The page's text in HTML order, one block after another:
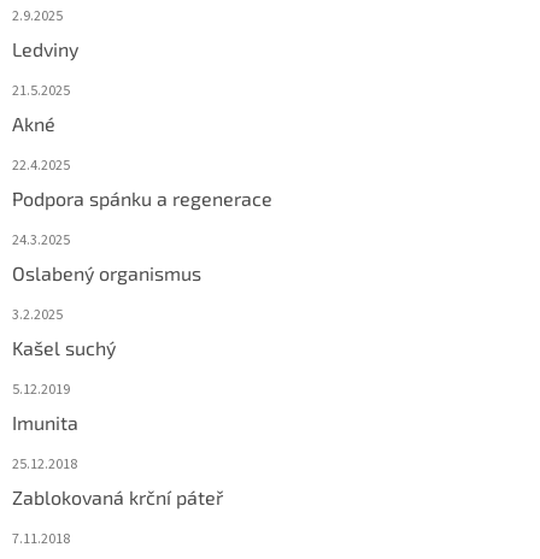
2.9.2025
Ledviny
21.5.2025
Akné
22.4.2025
Podpora spánku a regenerace
24.3.2025
Oslabený organismus
3.2.2025
Kašel suchý
5.12.2019
Imunita
25.12.2018
Zablokovaná krční páteř
7.11.2018